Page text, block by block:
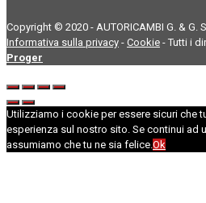
Copyright © 2020 - AUTORICAMBI G. & G.
Informativa sulla privacy - Cookie - Tutti i
Proger
Utilizziamo i cookie per essere sicuri che
esperienza sul nostro sito. Se continui ad
assumiamo che tu ne sia felice.Ok